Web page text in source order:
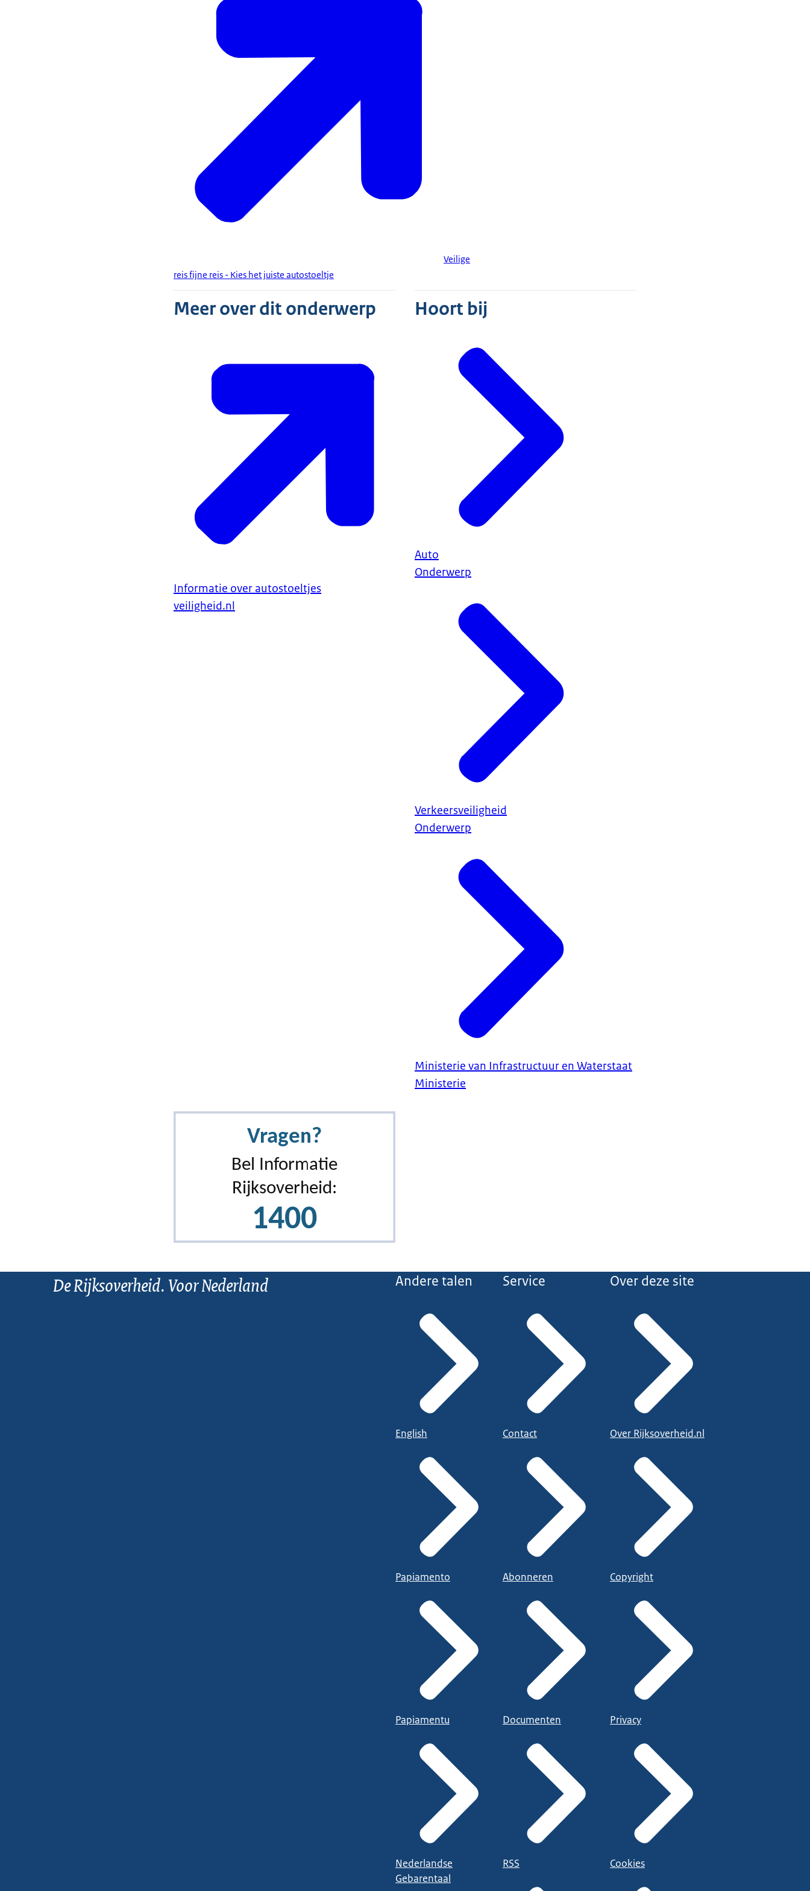
Veilige
reis fijne reis - Kies het juiste autostoeltje
Meer over dit onderwerp
Informatie over autostoeltjes
veiligheid.nl
Hoort bij
Auto
Onderwerp
Verkeersveiligheid
Onderwerp
Ministerie van Infrastructuur en Waterstaat
Ministerie
De Rijksoverheid. Voor Nederland Andere talen
English
Papiamento
Papiamentu
Nederlandse
Gebarentaal
Service
Contact
Abonneren
Documenten
RSS
Over deze site
Over Rijksoverheid.nl
Copyright
Privacy
Cookies